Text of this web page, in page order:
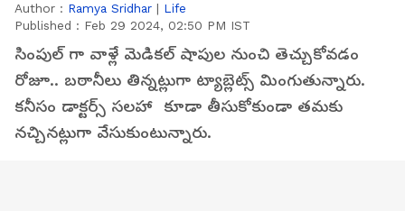
Author : Ramya Sridhar | Life
Published : Feb 29 2024, 02:50 PM IST
సింపుల్ గా వాళ్లే మెడికల్ షాపుల నుంచి తెచ్చుకోవడం
రోజూ.. బఠానీలు తిన్నట్లుగా ట్యాబ్లెట్స్ మింగుతున్నారు.
కనీసం డాక్టర్స్ సలహా కూడా తీసుకోకుండా తమకు
నచ్చినట్లుగా వేసుకుంటున్నారు.